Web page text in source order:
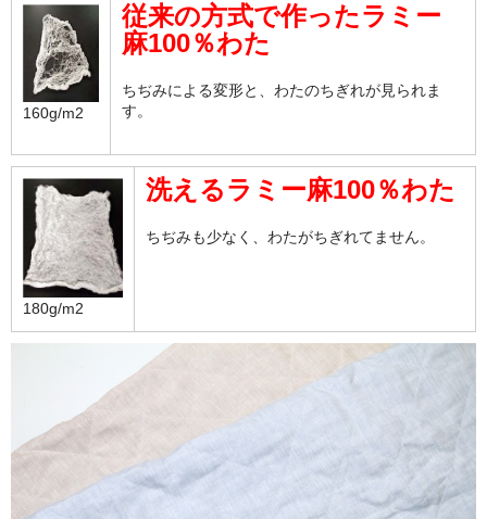
160g/m2
従来の方式で作ったラミー
麻100％わた
ちぢみによる変形と、わたのちぎれが見られま
す。
180g/m2
洗えるラミー麻100％わた
ちぢみも少なく、わたがちぎれてません。